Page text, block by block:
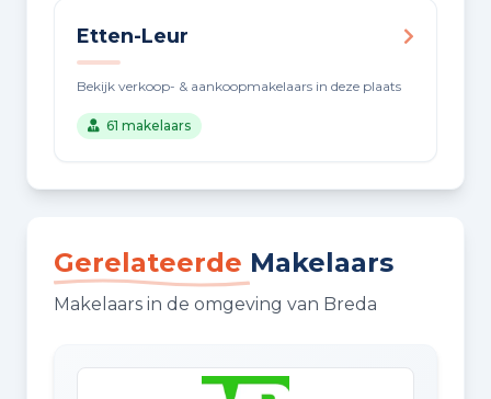
Etten-Leur
Bekijk verkoop- & aankoopmakelaars in deze plaats
61 makelaars
Gerelateerde Makelaars
Makelaars in de omgeving van Breda